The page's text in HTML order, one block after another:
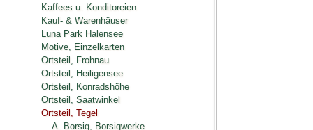
Kaffees u. Konditoreien
Kauf- & Warenhäuser
Luna Park Halensee
Motive, Einzelkarten
Ortsteil, Frohnau
Ortsteil, Heiligensee
Ortsteil, Konradshöhe
Ortsteil, Saatwinkel
Ortsteil, Tegel
A. Borsig, Borsigwerke